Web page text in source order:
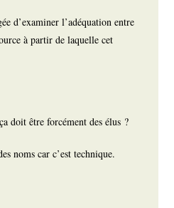
d’examiner l’adéquation entre
à partir de laquelle cet
doit être forcément des élus ?
noms car c’est technique.